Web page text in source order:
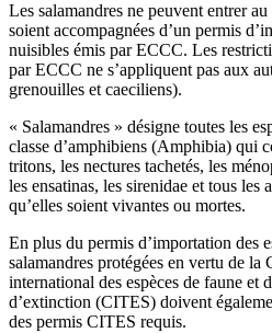
Les salamandres ne peuvent entrer
soient accompagnées d’un permis
nuisibles émis par ECCC. Les
par ECCC ne s’appliquent pas aux
grenouilles et caeciliens).
« Salamandres » désigne toutes les
classe d’amphibiens (Amphibia) qui
tritons, les nectures tachetés, les
les ensatinas, les sirenidae et tous les
qu’elles soient vivantes ou mortes.
En plus du permis d’importation des
salamandres protégées en vertu de
international des espèces de faune et
d’extinction (CITES) doivent
des permis CITES requis.